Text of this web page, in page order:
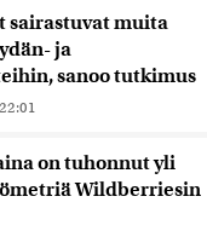
sairastuvat muita
ja
sanoo tutkimus
on tuhonnut yli
Wildberriesin